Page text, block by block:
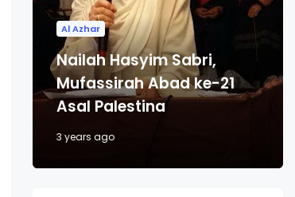
Al Azhar
Nailah Hasyim Sabri,
Mufassirah Abad ke-21
Asal Palestina
3 years ago